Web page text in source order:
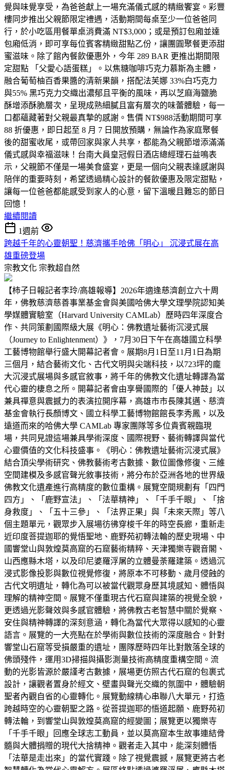
覺與味覺享受，為爸爸獻上一場充滿儀式感的精緻饗宴。彩豐
樓同步推出父親節限定禮遇，活動期間每桌至少一位爸爸同
行，於小吃區用餐單桌消費滿 NT$3,000；或是預訂包廂並達
包廂低消，即可享每位賓客精緻甜點乙份，讓團圓聚餐更添甜
蜜滋味。除了館內餐飲優惠外，今年 289 BAR 更推出期間限
定甜點 「父愛心語蛋糕」。以焦糖咖啡巧克力慕斯為主體，
融合葡萄柚百香果醬的清新果韻，搭配法芙娜 33%白巧克力
與55% 黑巧克力交織出濃郁且平衡的風味，再以芝麻海鹽脆
酥增添酥脆層次，呈現成熟細膩且富有層次的味蕾體驗，每一
口都蘊藏著對父親最真摯的感謝。售價 NT$988活動期間可享
88 折優惠，即日起至 8 月 7 日開放預購，無論作為家庭聚餐
後的甜蜜收尾，或帶回家與家人共享，都能為父親節增添滿滿
儀式感與幸福滋味！台南大員皇冠假日酒店總經理石益鳴表
示，父親節不僅是一場美食盛宴，更是一個向父親表達感謝與
陪伴的重要時刻，希望透過精心設計的餐飲優惠及限定甜點，
讓每一位爸爸都能感受到家人的心意，留下溫暖且難忘的節日
回憶！
繼續閱讀
1週前
跨越千年的心靈朝聖！慈濟攜手哈佛「明心」 沉浸式展在高
雄重磅登場
宗教文化 宗教超自然
【柿子日報記者李玲/高雄報導】2026年適逢慈濟創立六十周
年，佛教慈濟慈善事業基金會與美國哈佛大學文理學院認知美
學媒體實驗室（Harvard University CAMLab）歷時四年深度合
作、共同策劃國際級大展《明心：佛教遺址藝術沉浸式展
（Journey to Enlightenment）》，7月30日下午在高雄國立科學
工藝博物館舉行盛大開幕記者會。展期8月1日至11月1日為期
三個月，結合藝術文化、古代文明與尖端科技，以723坪的龐
大沉浸式展場與多感官敘事，將千年的佛教文化遺址轉譯為當
代心靈的棲息之所。開幕記者會由享譽國際的「優人神鼓」以
兼具禪意與震撼力的表演拉開序幕，高雄市市長陳其邁、慈濟
基金會執行長顏博文、國立科學工藝博物館館長李秀鳳，以及
遠道而來的哈佛大學 CAMLab 專家團隊等多位貴賓親臨現
場，共同見證這場兼具學術深度、國際視野、藝術轉譯與當代
心靈價值的文化科技盛事。《明心：佛教遺址藝術沉浸式展》
結合頂尖學術研究、佛教藝術考古數據、數位圖像修復、三維
空間建模及多感官聲光敘事技術，將分布於亞洲各地的世界級
佛教文化遺產進行高精度的數位重構。展覽空間規劃有「四門
四方」、「鹿野宣法」、「法華精神」、「千手千眼」、「捨
身救度」、「五十三參」、「法界正果」與「未來天際」等八
個主題單元，觀眾步入展場彷彿穿梭千年的時空長廊，重新走
近印度菩提迦耶的覺悟聖地、鹿野苑初轉法輪的歷史現場、中
國響堂山與敦煌莫高窟的石窟藝術精粹、天津獨樂寺觀音閣、
山西應縣木塔，以及印尼婆羅浮屠的立體曼荼羅建築。透過沉
浸式影像投影與數位視覺修復，將原本不可移動、歲月侵蝕的
古代文明遺址，轉化為可以被當代觀眾身歷其境感知、體悟與
理解的精神空間。展覽不僅重現古代石窟與建築的視覺全貌，
更透過光影聲效與多感官體驗，將佛教古老智慧中關於覺察、
安住與精神轉譯的深刻意涵，轉化為當代大眾得以感知的心靈
語言。展覽的一大亮點在於學術與數位技術的深度融合。針對
響堂山石窟等受損嚴重的遺址，團隊歷時四年比對散落全球的
佛頭殘件，運用3D掃描與攝影測量技術高精度重構空間。流
動的光影皆源於嚴謹考古數據，展場更仿照古代石窟的包裹式
設計，讓觀者置身於經文、壁畫與聲光交織的氛圍中，體驗朝
聖者內觀自省的心靈轉化。展覽動線精心串聯八大單元，打造
跨越時空的心靈朝聖之路。從菩提迦耶的悟道起願、鹿野苑初
轉法輪，到響堂山與敦煌莫高窟的經變圖；展覽更以獨樂寺
「千手千眼」回應全球志工動員，並以莫高窟本生故事連結骨
髓與大體捐贈的現代大捨精神。觀者走入其中，能深刻體悟
「法華是走出來」的當代實踐。除了視覺震撼，展覽更將古老